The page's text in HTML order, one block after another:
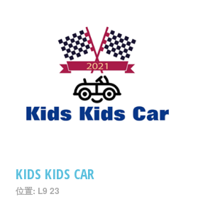
KIDS KIDS CAR
位置: L9 23